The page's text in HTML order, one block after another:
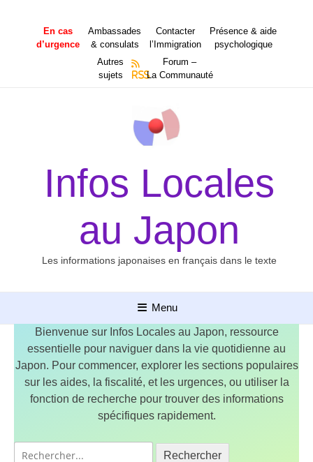
contenu
En cas
d’urgence
Ambassades
& consulats
Contacter
l’Immigration
Présence & aide
psychologique
Autres
sujets
RSS
Forum –
La Communauté
Infos Locales
au Japon
Les informations japonaises en français dans le texte
Menu
Bienvenue sur Infos Locales au Japon, ressource
essentielle pour naviguer dans la vie quotidienne au
Japon. Pour commencer, explorer les sections populaires
sur les aides, la fiscalité, et les urgences, ou utiliser la
fonction de recherche pour trouver des informations
spécifiques rapidement.
Rechercher